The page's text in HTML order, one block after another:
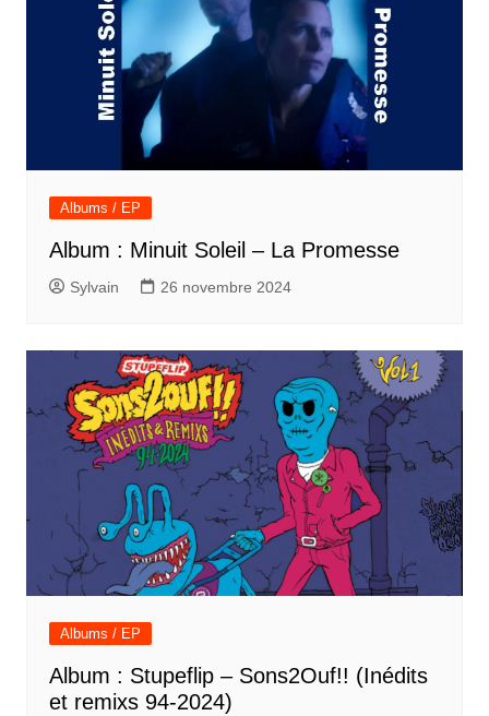
Albums / EP
Album : Minuit Soleil – La Promesse
Sylvain 26 novembre 2024
Albums / EP
Album : Stupeflip – Sons2Ouf!! (Inédits
et remixs 94-2024)